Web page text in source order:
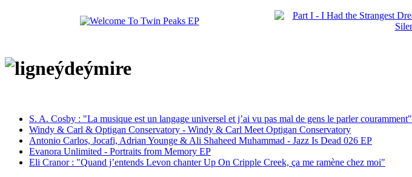
S. A. Cosby : "La musique est un langage universel et j’ai vu pas mal de gens le parler couramment"
Windy & Carl & Optigan Conservatory - Windy & Carl Meet Optigan Conservatory
Antonio Carlos, Jocafi, Adrian Younge & Ali Shaheed Muhammad - Jazz Is Dead 026 EP
Evanora Unlimited - Portraits from Memory EP
Eli Cranor : "Quand j’entends Levon chanter Up On Cripple Creek, ça me ramène chez moi"